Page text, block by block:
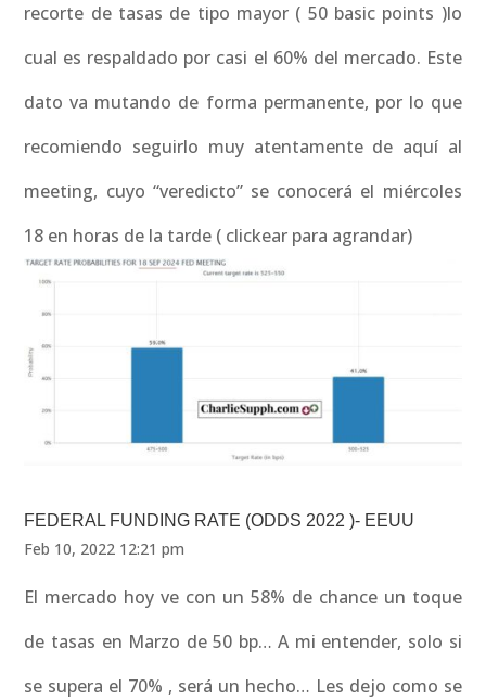
recorte de tasas de tipo mayor ( 50 basic points )lo
cual es respaldado por casi el 60% del mercado. Este
dato va mutando de forma permanente, por lo que
recomiendo seguirlo muy atentamente de aquí al
meeting, cuyo “veredicto” se conocerá el miércoles
18 en horas de la tarde ( clickear para agrandar)
FEDERAL FUNDING RATE (ODDS 2022 )- EEUU
Feb 10, 2022 12:21 pm
El mercado hoy ve con un 58% de chance un toque
de tasas en Marzo de 50 bp… A mi entender, solo si
se supera el 70% , será un hecho… Les dejo como se